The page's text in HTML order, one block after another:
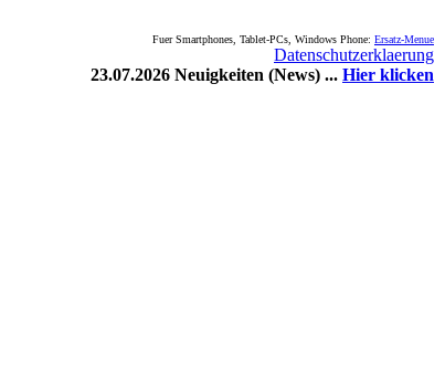
Fuer Smartphones, Tablet-PCs, Windows Phone: Ersatz-Menue
Datenschutzerklaerung
23.07.2026 Neuigkeiten (News) ... Hier klicken